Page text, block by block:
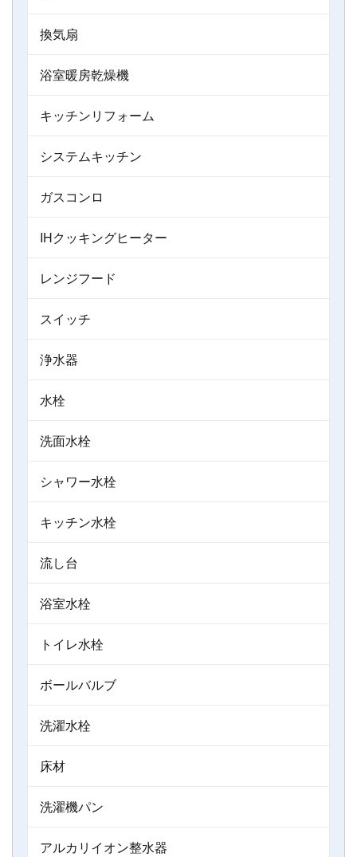
換気扇
浴室暖房乾燥機
キッチンリフォーム
システムキッチン
ガスコンロ
IHクッキングヒーター
レンジフード
スイッチ
浄水器
水栓
洗面水栓
シャワー水栓
キッチン水栓
流し台
浴室水栓
トイレ水栓
ボールバルブ
洗濯水栓
床材
洗濯機パン
アルカリイオン整水器